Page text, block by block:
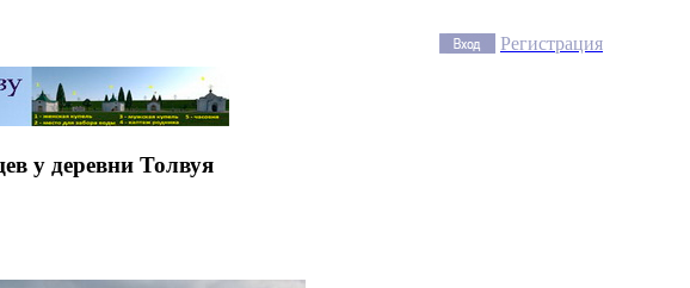
Регистрация
у деревни Толвуя